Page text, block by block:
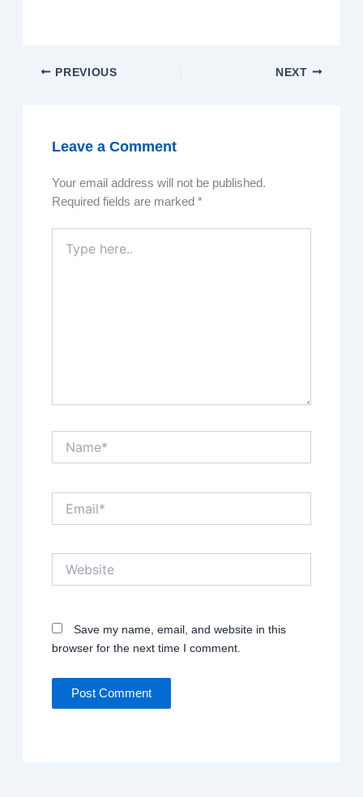
PREVIOUS NEXT
Leave a Comment
Your email address will not be published.
Required fields are marked*
here..
Save my name, email, and website in this
browser for the next time I comment.